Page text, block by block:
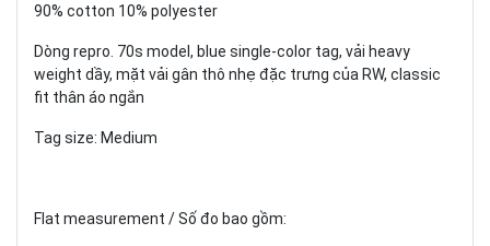
90% cotton 10% polyester
Dòng repro. 70s model, blue single-color tag, vải heavy
weight dầy, mặt vải gân thô nhẹ đặc trưng của RW, classic
fit thân áo ngắn
Tag size: Medium
Flat measurement / Số đo bao gồm: